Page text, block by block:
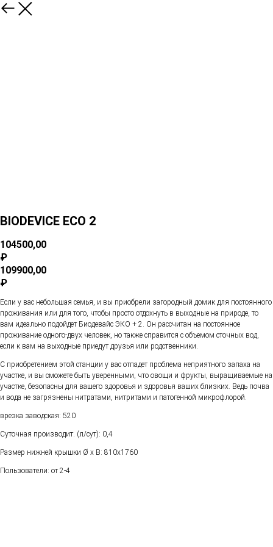
BIODEVICE ECO 2
104500,00
₽
109900,00
₽
Если у вас небольшая семья, и вы приобрели загородный домик для постоянного
проживания или для того, чтобы просто отдохнуть в выходные на природе, то
вам идеально подойдет Биодевайс ЭКО + 2. Он рассчитан на постоянное
проживание одного-двух человек, но также справится с объемом сточных вод,
если к вам на выходные приедут друзья или родственники.
С приобретением этой станции у вас отпадет проблема неприятного запаха на
участке, и вы сможете быть уверенными, что овощи и фрукты, выращиваемые на
участке, безопасны для вашего здоровья и здоровья ваших близких. Ведь почва
и вода не загрязнены нитратами, нитритами и патогенной микрофлорой.
врезка заводская: 520
Суточная производит. (л/сут): 0,4
Размер нижней крышки Ø х В: 810x1760
Пользователи: от 2-4